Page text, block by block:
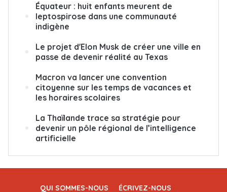
Équateur : huit enfants meurent de
leptospirose dans une communauté
indigène
Le projet d'Elon Musk de créer une ville en
passe de devenir réalité au Texas
Macron va lancer une convention
citoyenne sur les temps de vacances et
les horaires scolaires
La Thaïlande trace sa stratégie pour
devenir un pôle régional de l’intelligence
artificielle
QUI SOMMES-NOUS ÉCRIVEZ-NOUS